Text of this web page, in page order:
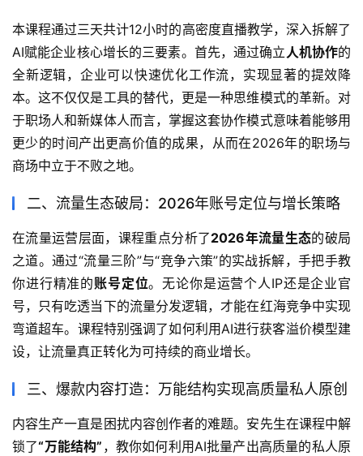
本课程通过三天共计12小时的高密度直播教学，深入拆解了
AI赋能企业核心增长的三要素。首先，通过确立人机协作的
全新逻辑，企业可以快速优化工作流，实现显著的提效降
本。这不仅仅是工具的替代，更是一种思维模式的革新。对
于职场人和新媒体人而言，掌握这套协作模式意味着能够用
更少的时间产出更高价值的成果，从而在2026年的职场与
商场中立于不败之地。
二、流量生态破局：2026年账号定位与增长策略
在流量运营层面，课程重点分析了2026年流量生态的破局
之道。通过“流量三阶”与“竞争六策”的实战拆解，手把手教
你进行精准的账号定位。无论你是运营个人IP还是企业官
号，只有吃透当下的流量分发逻辑，才能在红海竞争中实现
弯道超车。课程特别强调了如何利用AI进行获客溢价模型建
设，让流量真正转化为可持续的商业增长。
三、爆款内容打造：万能结构实现高质量私人原创
内容生产一直是困扰内容创作者的难题。安先生在课程中解
锁了“万能结构” ，教你如何利用AI批量产出高质量的私人原